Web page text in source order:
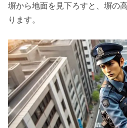
塀から地面を見下ろすと、塀の
ります。